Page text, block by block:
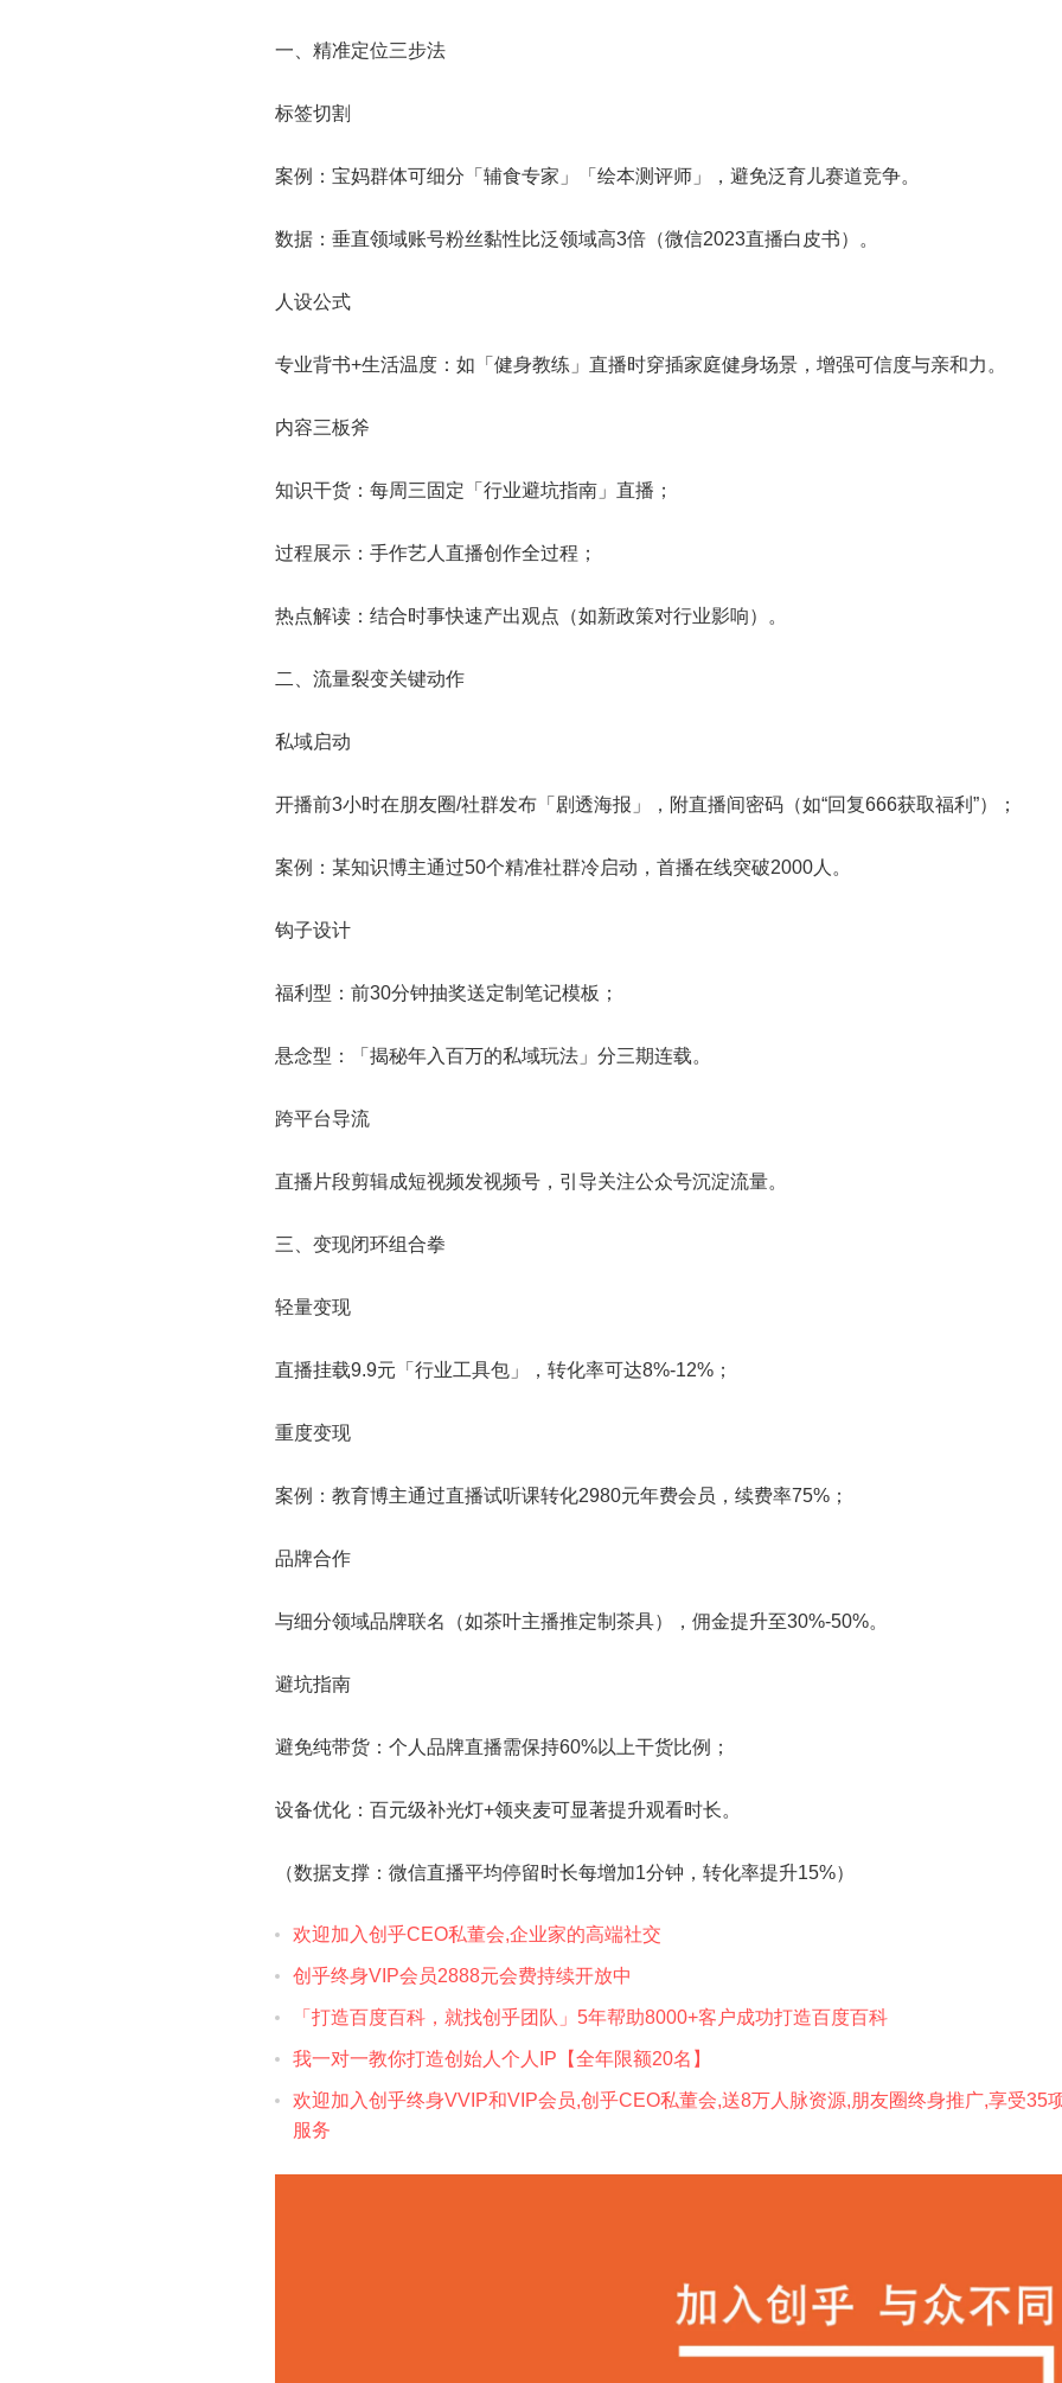
一、精准定位三步法
标签切割
案例：宝妈群体可细分「辅食专家」「绘本测评师」，避免泛育儿赛道竞争。
数据：垂直领域账号粉丝黏性比泛领域高3倍（微信2023直播白皮书）。
人设公式
专业背书+生活温度：如「健身教练」直播时穿插家庭健身场景，增强可信度与亲和力。
内容三板斧
知识干货：每周三固定「行业避坑指南」直播；
过程展示：手作艺人直播创作全过程；
热点解读：结合时事快速产出观点（如新政策对行业影响）。
二、流量裂变关键动作
私域启动
开播前3小时在朋友圈/社群发布「剧透海报」，附直播间密码（如“回复666获取福利”）；
案例：某知识博主通过50个精准社群冷启动，首播在线突破2000人。
钩子设计
福利型：前30分钟抽奖送定制笔记模板；
悬念型：「揭秘年入百万的私域玩法」分三期连载。
跨平台导流
直播片段剪辑成短视频发视频号，引导关注公众号沉淀流量。
三、变现闭环组合拳
轻量变现
直播挂载9.9元「行业工具包」，转化率可达8%-12%；
重度变现
案例：教育博主通过直播试听课转化2980元年费会员，续费率75%；
品牌合作
与细分领域品牌联名（如茶叶主播推定制茶具），佣金提升至30%-50%。
避坑指南
避免纯带货：个人品牌直播需保持60%以上干货比例；
设备优化：百元级补光灯+领夹麦可显著提升观看时长。
（数据支撑：微信直播平均停留时长每增加1分钟，转化率提升15%）
欢迎加入创乎CEO私董会,企业家的高端社交
创乎终身VIP会员2888元会费‎持续开放中
「打造百度百科，就找创乎团队」5年帮助8000+客户成功打造百度百科
我一对一教你打造创始人个人IP【全年限额20名】
欢迎加入创乎终身VVIP和VIP会员,创乎CEO私董会,送8万人‮脉‬资源,朋友圈终身推广,享受35项终身
服务‎